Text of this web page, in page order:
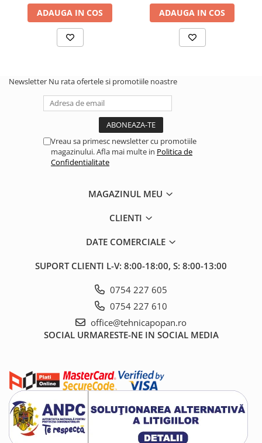
ADAUGA IN COS ADAUGA IN COS
Newsletter Nu rata ofertele si promotiile noastre
Vreau sa primesc newsletter cu promotiile
magazinului. Afla mai multe in Politica de
Confidentialitate
MAGAZINUL MEU
CLIENTI
DATE COMERCIALE
SUPORT CLIENTI L-V: 8:00-18:00, S: 8:00-13:00
0754 227 605
0754 227 610
office@tehnicapopan.ro
SOCIAL URMARESTE-NE IN SOCIAL MEDIA